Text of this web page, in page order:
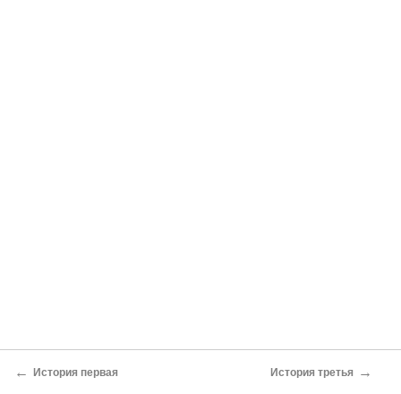
← История первая История третья →